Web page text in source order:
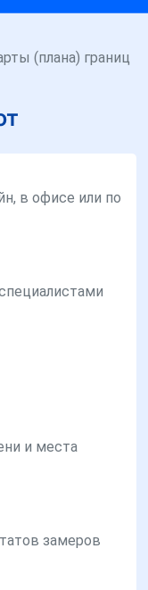
(плана) границ
в офисе или по
и места
замеров